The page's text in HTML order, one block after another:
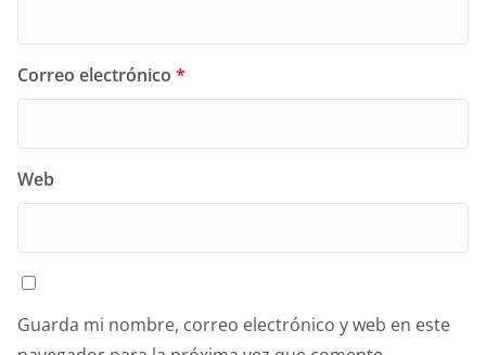
Correo electrónico *
Web
Guarda mi nombre, correo electrónico y web en este